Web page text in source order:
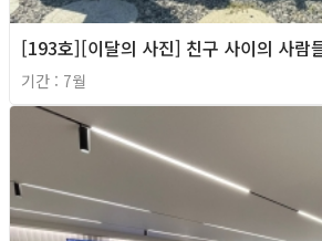
[193호][이달의 사진] 친구 사이의 사람
기간 : 7월